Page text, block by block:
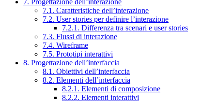
7. Progettazione dell’interazione
7.1. Caratteristiche dell’interazione
7.2. User stories per definire l’interazione
7.2.1. Differenza tra scenari e user stories
7.3. Flussi di interazione
7.4. Wireframe
7.5. Prototipi interattivi
8. Progettazione dell’interfaccia
8.1. Obiettivi dell’interfaccia
8.2. Elementi dell’interfaccia
8.2.1. Elementi di composizione
8.2.2. Elementi interattivi